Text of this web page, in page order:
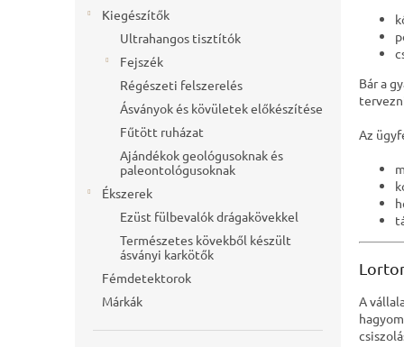
Kiegészítők
Ultrahangos tisztítók
Fejszék
Régészeti felszerelés
Ásványok és kövületek előkészítése
Fűtött ruházat
Ajándékok geológusoknak és
paleontológusoknak
Ékszerek
Ezüst fülbevalók drágakövekkel
Természetes kövekből készült
ásványi karkötők
Fémdetektorok
Márkák
Bár a
Az
A